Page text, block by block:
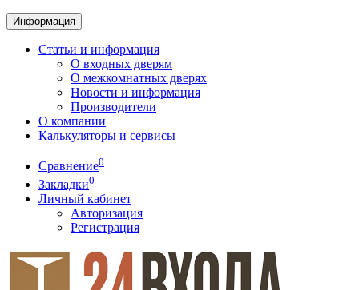
Информация
Статьи и информация
О входных дверям
О межкомнатных дверях
Новости и информация
Производители
О компании
Калькуляторы и сервисы
Сравнение0
Закладки0
Личный кабинет
Авторизация
Регистрация